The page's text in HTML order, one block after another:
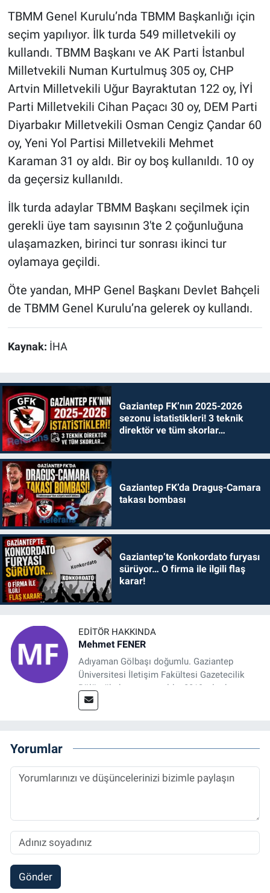
TBMM Genel Kurulu’nda TBMM Başkanlığı için
seçim yapılıyor. İlk turda 549 milletvekili oy
kullandı. TBMM Başkanı ve AK Parti İstanbul
Milletvekili Numan Kurtulmuş 305 oy, CHP
Artvin Milletvekili Uğur Bayraktutan 122 oy, İYİ
Parti Milletvekili Cihan Paçacı 30 oy, DEM Parti
Diyarbakır Milletvekili Osman Cengiz Çandar 60
oy, Yeni Yol Partisi Milletvekili Mehmet
Karaman 31 oy aldı. Bir oy boş kullanıldı. 10 oy
da geçersiz kullanıldı.
İlk turda adaylar TBMM Başkanı seçilmek için
gerekli üye tam sayısının 3'te 2 çoğunluğuna
ulaşamazken, birinci tur sonrası ikinci tur
oylamaya geçildi.
Öte yandan, MHP Genel Başkanı Devlet Bahçeli
de TBMM Genel Kurulu’na gelerek oy kullandı.
Kaynak: İHA
Gaziantep FK’nın 2025-2026
sezonu istatistikleri! 3 teknik
direktör ve tüm skorlar…
Gaziantep FK’da Draguş-Camara
takası bombası
Gaziantep’te Konkordato furyası
sürüyor… O firma ile ilgili flaş
karar!
EDITÖR HAKKINDA
Mehmet FENER
Adıyaman Gölbaşı doğumlu. Gaziantep
Üniversitesi İletişim Fakültesi Gazetecilik
Bölümü’nden mezun oldu. 2019 yılında
başladığı gazetecilik mesleğinde, muhabir,
Sorumlu Haber Editörü' olarak devam
etmektedir.
Yorumlar
Gönder